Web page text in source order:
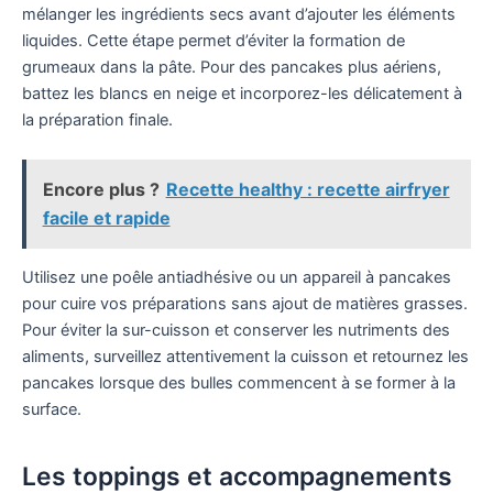
mélanger les ingrédients secs avant d’ajouter les éléments
liquides. Cette étape permet d’éviter la formation de
grumeaux dans la pâte. Pour des pancakes plus aériens,
battez les blancs en neige et incorporez-les délicatement à
la préparation finale.
Encore plus ? Recette healthy : recette airfryer
facile et rapide
Utilisez une poêle antiadhésive ou un appareil à pancakes
pour cuire vos préparations sans ajout de matières grasses.
Pour éviter la sur-cuisson et conserver les nutriments des
aliments, surveillez attentivement la cuisson et retournez les
pancakes lorsque des bulles commencent à se former à la
surface.
Les toppings et accompagnements